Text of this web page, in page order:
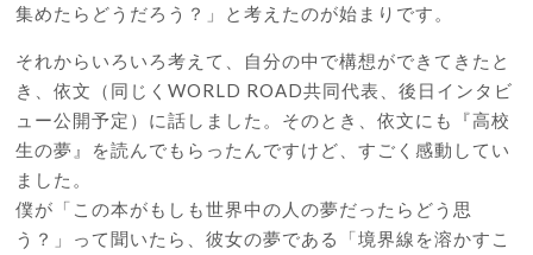
集めたらどうだろう？」と考えたのが始まりです。
それからいろいろ考えて、自分の中で構想ができてきたと
き、依文（同じくWORLD ROAD共同代表、後日インタビ
ュー公開予定）に話しました。そのとき、依文にも『高校
生の夢』を読んでもらったんですけど、すごく感動してい
ました。
僕が「この本がもしも世界中の人の夢だったらどう思
う？」って聞いたら、彼女の夢である「境界線を溶かすこ